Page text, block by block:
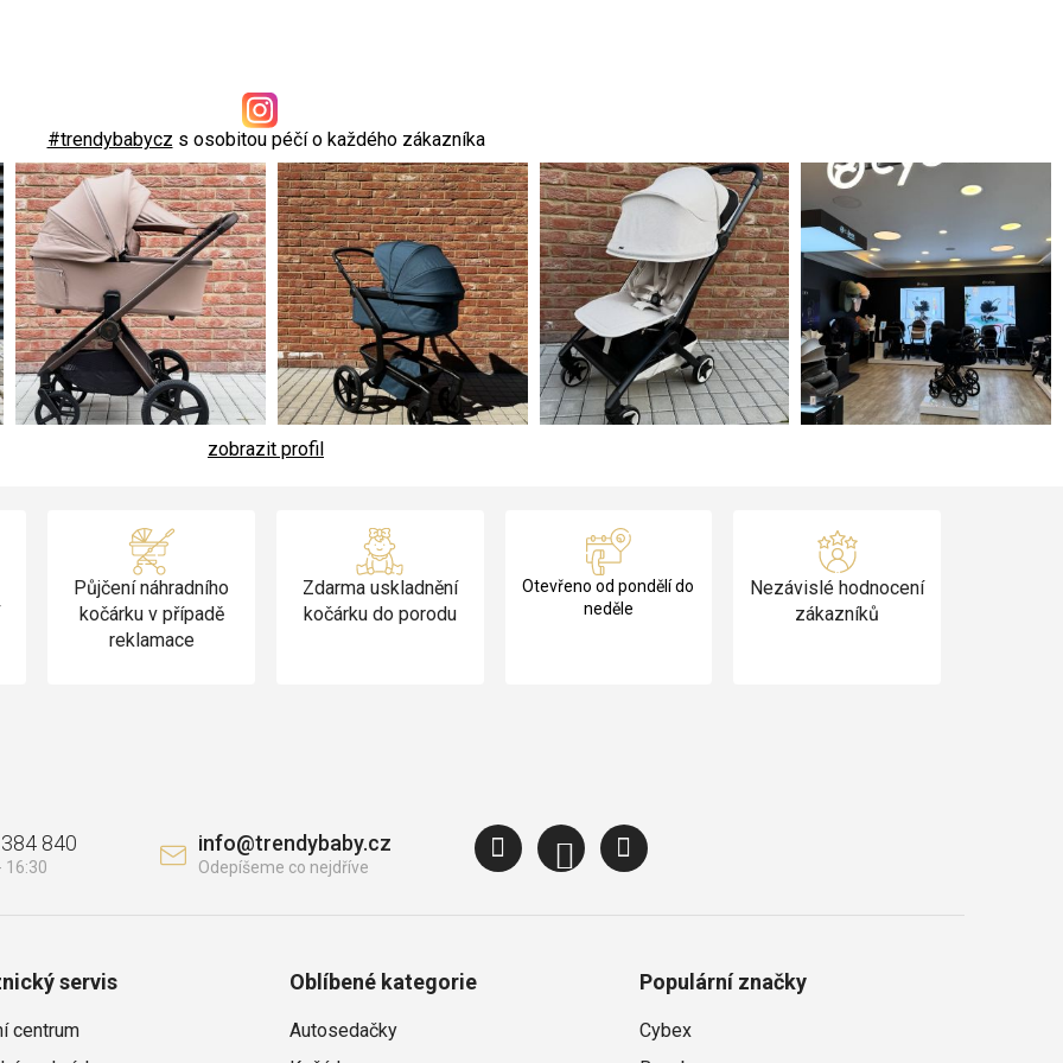
#trendybabycz s osobitou péčí o každého zákazníka
zobrazit profil
Půjčení náhradního
kočárku v případě
reklamace
Zdarma uskladnění
kočárku do porodu
Otevřeno od pondělí do
neděle
Nezávislé hodnocení
zákazníků
info@trendybaby.cz
840
servis
centrum
Oblíbené kategorie
Autosedačky
Populární značky
Cybex